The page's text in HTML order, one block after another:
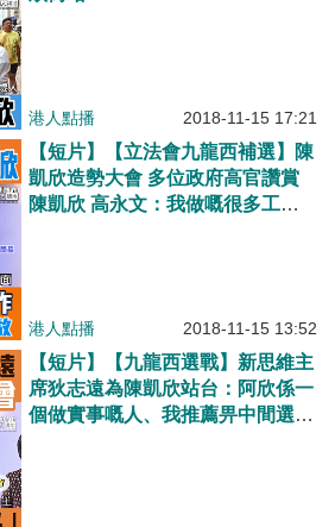
港人點播 2018-11-15 17:21
【短片】【立法會九龍西補選】陳
凱欣造勢大會 多位政府高官讚賞
陳凱欣 高永文：我做嘅很多工作
港人點播 2018-11-15 13:52
【短片】【九龍西選戰】新思維主
席狄志遠為陳凱欣站台：阿欣係一
個做實事嘅人、我推薦畀中間選